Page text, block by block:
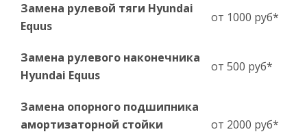
Замена рулевой тяги Hyundai
Equus
от 1000 руб*
Замена рулевого наконечника
Hyundai Equus
от 500 руб*
Замена опорного подшипника
амортизаторной стойки
от 2000 руб*